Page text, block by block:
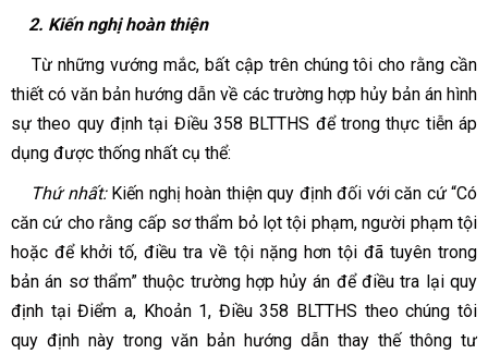
2. Kiến nghị hoàn thiện
Từ những vướng mắc, bất cập trên chúng tôi cho rằng cần
thiết có văn bản hướng dẫn về các trường hợp hủy bản án hình
sự theo quy định tại Điều 358 BLTTHS để trong thực tiễn áp
dụng được thống nhất cụ thể:
Thứ nhất: Kiến nghị hoàn thiện quy định đối với căn cứ “Có
căn cứ cho rằng cấp sơ thẩm bỏ lọt tội phạm, người phạm tội
hoặc để khởi tố, điều tra về tội nặng hơn tội đã tuyên trong
bản án sơ thẩm”thuộc trường hợp hủy án để điều tra lại quy
định tại Điểm a, Khoản 1, Điều 358 BLTTHS theo chúng tôi
quy định này trong văn bản hướng dẫn thay thế thông tư